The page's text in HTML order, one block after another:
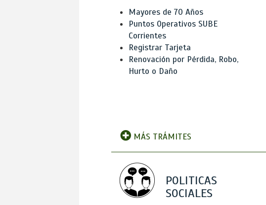
Mayores de 70 Años
Puntos Operativos SUBE
Corrientes
Registrar Tarjeta
Renovación por Pérdida, Robo,
Hurto o Daño
MÁS TRÁMITES
POLITICAS
SOCIALES